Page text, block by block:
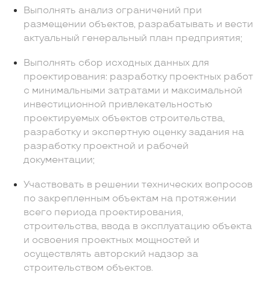
Выполнять анализ ограничений при
размещении объектов, разрабатывать и вести
актуальный генеральный план предприятия;
Выполнять сбор исходных данных для
проектирования: разработку проектных работ
с минимальными затратами и максимальной
инвестиционной привлекательностью
проектируемых объектов строительства,
разработку и экспертную оценку задания на
разработку проектной и рабочей
документации;
Участвовать в решении технических вопросов
по закрепленным объектам на протяжении
всего периода проектирования,
строительства, ввода в эксплуатацию объекта
и освоения проектных мощностей и
осуществлять авторский надзор за
строительством объектов.